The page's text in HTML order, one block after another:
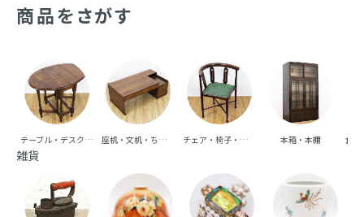
す。
商品をさがす
テーブル・デスク・机 座机・文机・ちゃぶ台 チェア・椅子・ベンチ・ソファ 本箱・本棚 食器
雑貨